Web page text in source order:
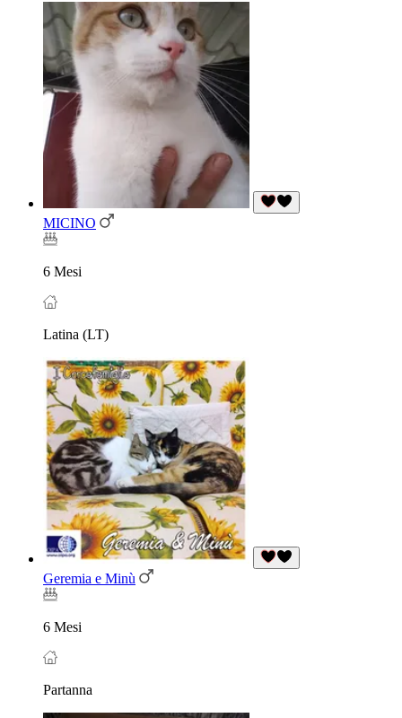
MICINO
6 Mesi
Latina (LT)
Geremia e Minù
6 Mesi
Partanna